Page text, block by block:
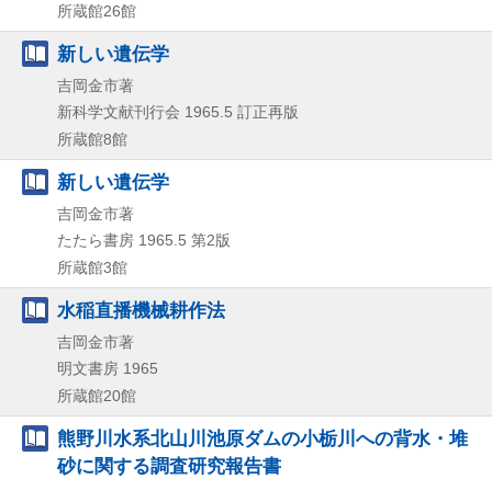
所蔵館26館
新しい遺伝学
吉岡金市著
新科学文献刊行会 1965.5 訂正再版
所蔵館8館
新しい遺伝学
吉岡金市著
たたら書房 1965.5 第2版
所蔵館3館
水稲直播機械耕作法
吉岡金市著
明文書房 1965
所蔵館20館
熊野川水系北山川池原ダムの小栃川への背水・堆
砂に関する調査研究報告書